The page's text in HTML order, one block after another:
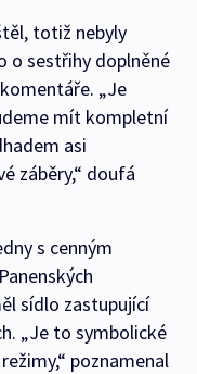
totiž nebyly
o sestřihy doplněné
„Je
mít kompletní
asi
záběry,“ doufá
s cenným
sídlo zastupující
„Je to symbolické
poznamenal